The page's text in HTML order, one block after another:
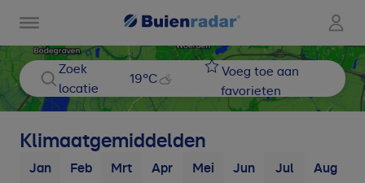
Zoek
locatie
19°C
Voeg toe aan
favorieten
Klimaatgemiddelden
Jan Feb Mrt Apr Mei Jun Jul Aug